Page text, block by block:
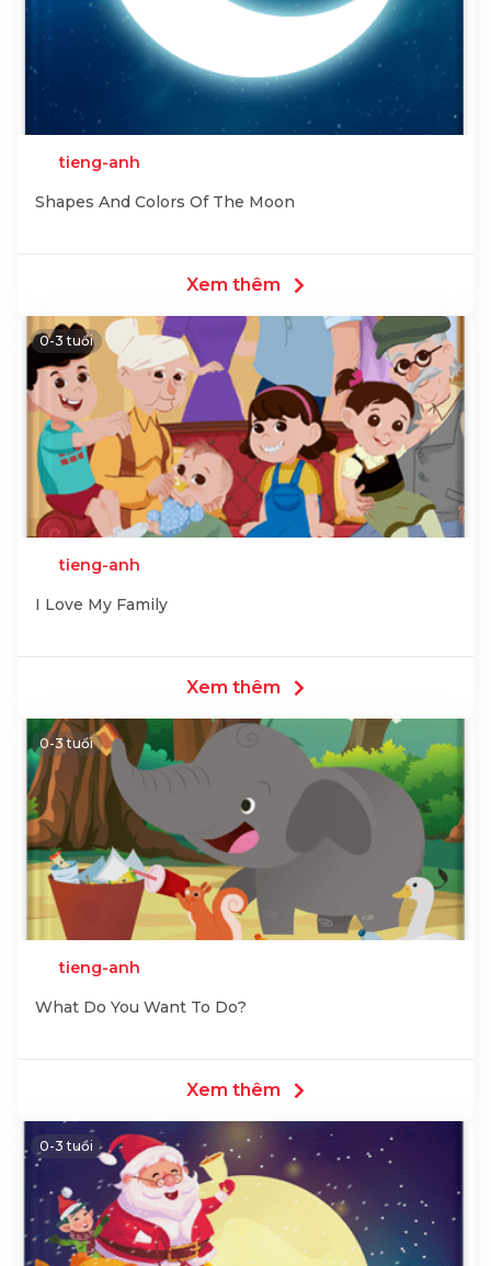
tieng-anh
Shapes And Colors Of The Moon
Xem thêm
0-3 tuổi
tieng-anh
I Love My Family
Xem thêm
0-3 tuổi
tieng-anh
What Do You Want To Do?
Xem thêm
0-3 tuổi